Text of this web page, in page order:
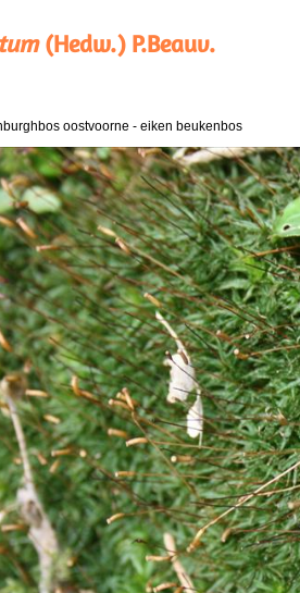
(Hedw.) P.Beauv.
oostvoorne - eiken beukenbos